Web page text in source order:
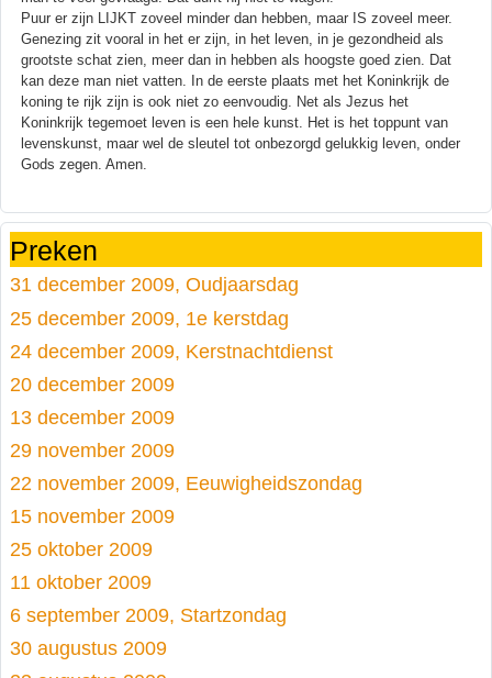
Puur er zijn LIJKT zoveel minder dan hebben, maar IS zoveel meer.
Genezing zit vooral in het er zijn, in het leven, in je gezondheid als
grootste schat zien, meer dan in hebben als hoogste goed zien. Dat
kan deze man niet vatten. In de eerste plaats met het Koninkrijk de
koning te rijk zijn is ook niet zo eenvoudig. Net als Jezus het
Koninkrijk tegemoet leven is een hele kunst. Het is het toppunt van
levenskunst, maar wel de sleutel tot onbezorgd gelukkig leven, onder
Gods zegen. Amen.
Preken
31 december 2009, Oudjaarsdag
25 december 2009, 1e kerstdag
24 december 2009, Kerstnachtdienst
20 december 2009
13 december 2009
29 november 2009
22 november 2009, Eeuwigheidszondag
15 november 2009
25 oktober 2009
11 oktober 2009
6 september 2009, Startzondag
30 augustus 2009